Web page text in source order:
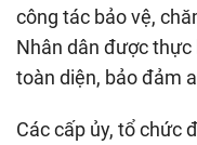
công tác bảo vệ,
Nhân dân được
toàn diện, bảo đảm
Các cấp ủy, tổ chức